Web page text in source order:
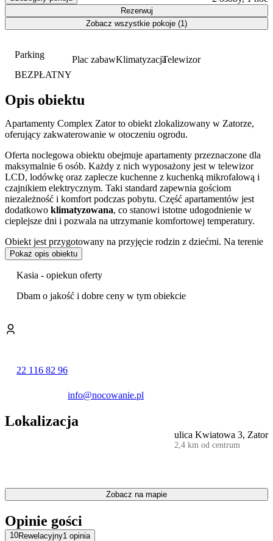
Parking
BEZPŁATNY
Plac zabawKlimatyzacjaTelewizor
Opis obiektu
Apartamenty Complex Zator to obiekt zlokalizowany w Zatorze,
oferujący zakwaterowanie w otoczeniu ogrodu.
Oferta noclegowa obiektu obejmuje apartamenty przeznaczone dla
maksymalnie 6 osób. Każdy z nich wyposażony jest w telewizor
LCD, lodówkę oraz zaplecze kuchenne z kuchenką mikrofalową i
czajnikiem elektrycznym. Taki standard zapewnia gościom
niezależność i komfort podczas pobytu. Część apartamentów jest
dodatkowo klimatyzowana, co stanowi istotne udogodnienie w
cieplejsze dni i pozwala na utrzymanie komfortowej temperatury.
Obiekt jest przygotowany na przyjęcie rodzin z dziećmi. Na terenie
kompleksu znajduje się
praktyczna możliwość podgrzania posiłków dla niemowląt.
co ułatwia podróżowanie własnym samochodem. Dostępny jest
żelazko, dostępne dla wszystkich przebywających w obiekcie.
wyjścia na pobliskie szlaki turystyczne.
Kompleks stanowi dogodną bazę wypadową do zwiedzania
największych atrakcji regionu. W niewielkiej odległości znajduje się
największy w Polsce park rozrywki –
tematycznyPark Dinozaurów ZATORLAND
miejsc sprawia, że obiekt jest strategicznie zlokalizowany dla
turystów, a w szczególności rodzin z dziećmi, planujących wizytę w
hotelowa kończy się o godzinie 11:00 w dniu wyjazdu. Personel
obiektu posługuje się językiem polskim.
Pokaż opis obiektu
Kasia - opiekun oferty
Dbam o jakość i dobre ceny w tym obiekcie
22 116 82 96
info@nocowanie.pl
Lokalizacja
ulica Kwiatowa 3, Zator
2,4 km od centrum
Zobacz na mapie
Opinie gości
10Rewelacyjny1 opinia
Rezerwuj
Zobacz wszystkie pokoje (1)